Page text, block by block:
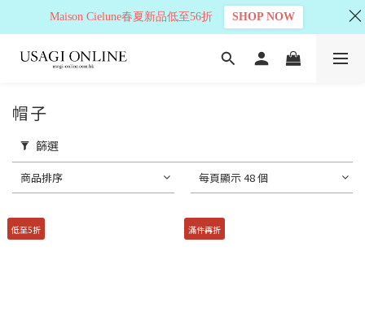
帽子
篩選
商品排序 每頁顯示 48 個
低至5折 滿件再折
Maison Cielune春夏新品低至56折 SHOP NOW